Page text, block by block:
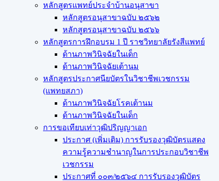
หลักสูตรแพทย์ประจำบ้านอนุสาขา
หลักสูตรอนุสาขาฉบับ ๒๕๖๒
หลักสูตรอนุสาขาฉบับ ๒๕๖๖
หลักสูตรการฝึกอบรม 1 ปี ราชวิทยาลัยรังสีแพทย์
ด้านภาพวินิจฉัยในเด็ก
ด้านภาพวินิจฉัยเต้านม
หลักสูตรประกาศนียบัตรในวิชาชีพเวชกรรม
(แพทยสภา)
ด้านภาพวินิจฉัยโรคเต้านม
ด้านภาพวินิจฉัยในเด็ก
การขอเทียบเท่า​วุฒิปริญญา​เอก
ประกาศ (เพิ่มเติม) การรับรองวุฒิบัตรแสดง
ความรู้ความชำนาญในการประกอบวิชาชีพ
เวชกรรม
ประกาศที่ ๐๐๓/๒๕๖๔ การรับรองวุฒิบัตร